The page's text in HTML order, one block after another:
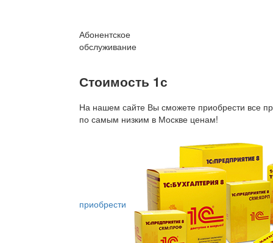
Абонентское
обслуживание
Стоимость 1с
На нашем сайте Вы сможете приобрести все
по самым низким в Москве ценам!
приобрести